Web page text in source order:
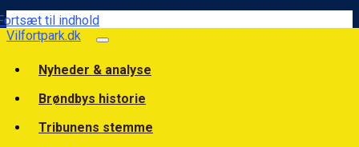
til indhold
Vilfortpark.dk
Nyheder & analyse
Brøndbys historie
Tribunens stemme